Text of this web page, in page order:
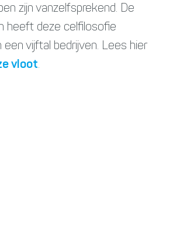
zijn vanzelfsprekend. De
heeft deze celfilosofie
een vijftal bedrijven. Lees hier
vloot.